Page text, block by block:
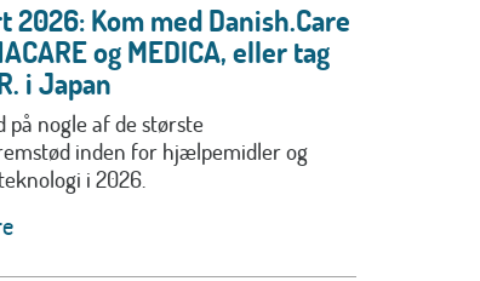
2026: Kom med Danish.Care
og MEDICA, eller tag
i Japan
på nogle af de største
inden for hjælpemidler og
i 2026.